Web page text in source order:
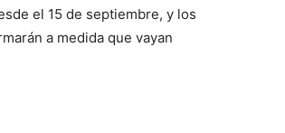
el 15 de septiembre, y los
a medida que vayan